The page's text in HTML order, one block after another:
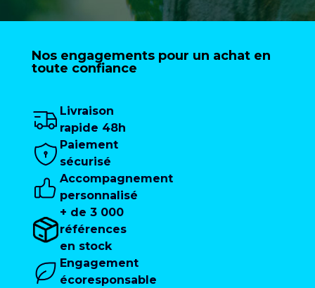
Nos engagements pour un achat en
toute confiance
Livraison
rapide 48h
Paiement
sécurisé
Accompagnement
personnalisé
+ de 3 000
références
en stock
Engagement
écoresponsable